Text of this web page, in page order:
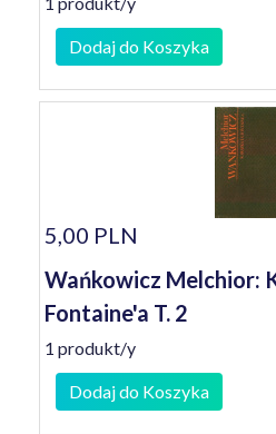
Dodaj do Koszyka
5,00 PLN
Wańkowicz Melchior:
Fontaine'a T. 2
1 produkt/y
Dodaj do Koszyka